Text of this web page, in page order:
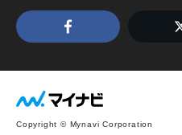
Copyright © Mynavi Corporation